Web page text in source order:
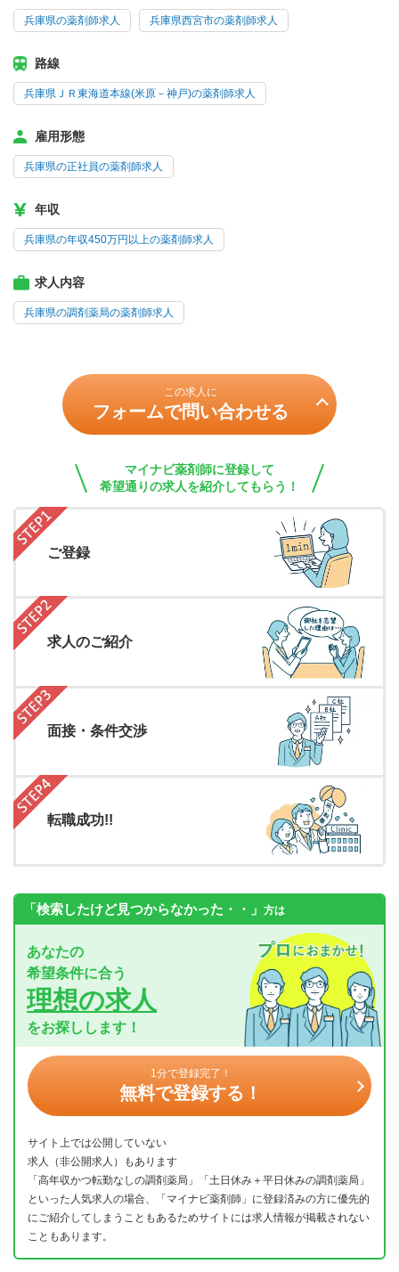
兵庫県の薬剤師求人 兵庫県西宮市の薬剤師求人
路線
兵庫県ＪＲ東海道本線(米原－神戸)の薬剤師求人
雇用形態
兵庫県の正社員の薬剤師求人
年収
兵庫県の年収450万円以上の薬剤師求人
求人内容
兵庫県の調剤薬局の薬剤師求人
この求人に
フォームで問い合わせる
マイナビ薬剤師に登録して
希望通りの求人を紹介してもらう！
ご登録
求人のご紹介
面接・条件交渉
転職成功!!
「検索したけど見つからなかった・・」 方は
あなたの
希望条件に合う
理想の求人
をお探しします！
1分で登録完了！
無料で登録する！
サイト上では公開していない
求人（非公開求人）もあります
「高年収かつ転勤なしの調剤薬局」「土日休み＋平日休みの調剤薬局」
といった人気求人の場合、「マイナビ薬剤師」に登録済みの方に優先的
にご紹介してしまうこともあるためサイトには求人情報が掲載されない
こともあります。